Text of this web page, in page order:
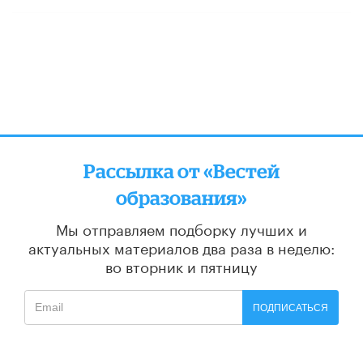
Рассылка от «Вестей
образования»
Мы отправляем подборку лучших и
актуальных материалов два раза в неделю:
во вторник и пятницу
ПОДПИСАТЬСЯ